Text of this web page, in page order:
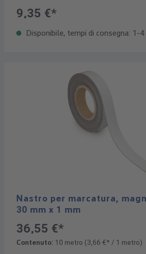
9,35 €*
Disponibile, tempi di consegna: 1-
Nastro per marcatura,
30 mm x 1 mm
36,55 €*
Contenuto: 10 metro (3,66 €* / 1 metro)